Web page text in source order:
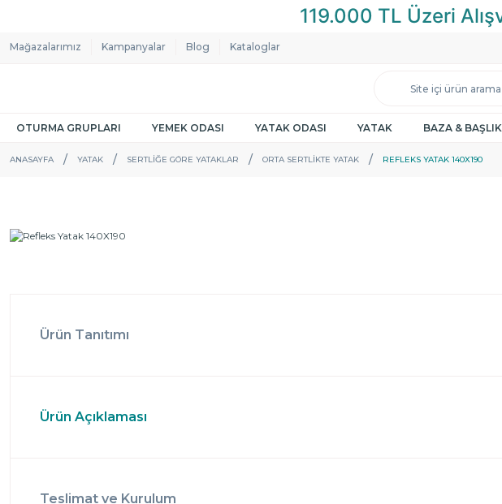
Mağazalarımız Kampanyalar Blog Kataloglar
OTURMA GRUPLARI YEMEK ODASI YATAK ODASI YATAK BAZA & BAŞLIK
ANASAYFA YATAK SERTLIĞE GÖRE YATAKLAR ORTA SERTLIKTE YATAK REFLEKS YATAK 140X190
Ürün Tanıtımı
Ürün Açıklaması
Teslimat ve Kurulum